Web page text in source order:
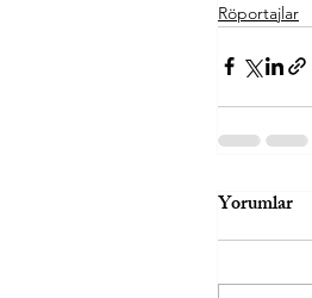
Röportajlar
Yorumlar